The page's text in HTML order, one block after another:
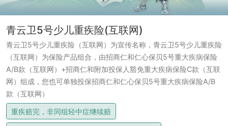
青云卫5号少儿重疾险(互联网)
青云卫5号少儿重疾险（互联网）为宣传名称，青云卫5号少儿重疾险
（互联网）为保险产品组合，由招商仁和仁心保贝5号重大疾病保险
A/B款（互联网）+招商仁和附加投保人豁免重大疾病保险C款（互联
网）组成，您也可单独投保招商仁和仁心保贝5号重大疾病保险A/B
款（互联网）
重疾赔完，非同组轻中症继续赔